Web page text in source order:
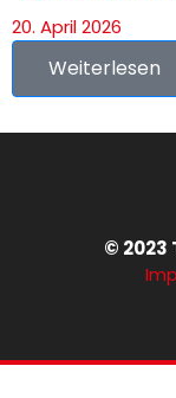
20. April 2026
Weiterlesen
© 2023